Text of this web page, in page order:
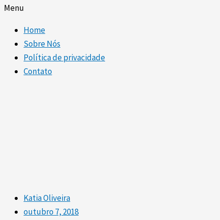
Menu
Home
Sobre Nós
Política de privacidade
Contato
Katia Oliveira
outubro 7, 2018